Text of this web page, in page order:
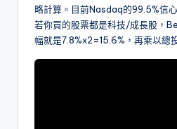
略計算。目前Nasdaq的99.5%信
若你買的股票都是科技/成長股，
幅就是7.8%x2=15.6%，再乘以總